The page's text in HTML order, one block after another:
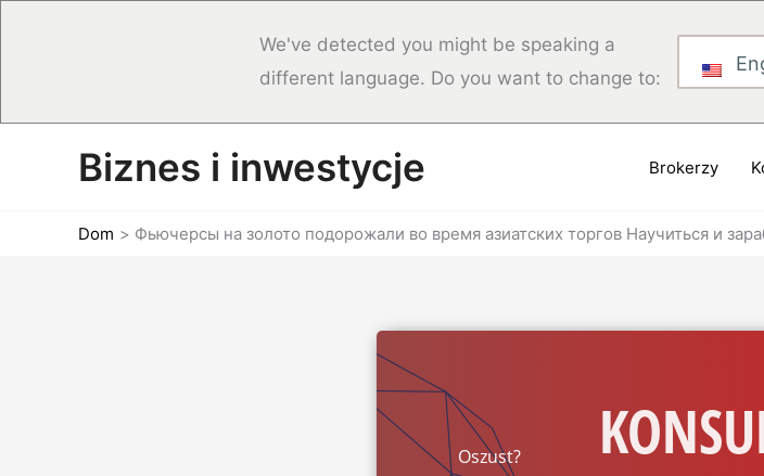
We've detected you might be speaking a
different language. Do you want to change to:
Biznes i inwestycje Brokerzy
Dom Фьючерсы на золото подорожали во время азиатских торгов Научиться и
Oszust?